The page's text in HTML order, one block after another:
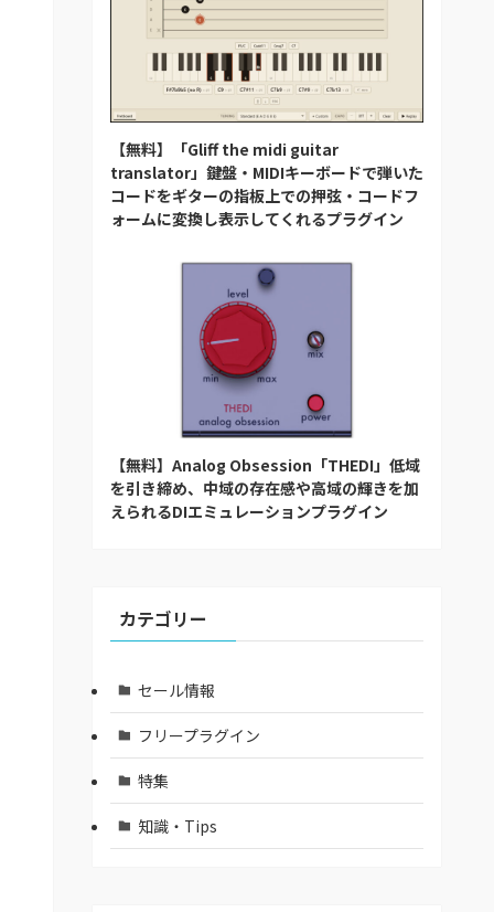
【無料】「Gliff the midi guitar
translator」鍵盤・MIDIキーボードで弾いた
コードをギターの指板上での押弦・コードフ
ォームに変換し表示してくれるプラグイン
【無料】Analog Obsession「THEDI」低域
を引き締め、中域の存在感や高域の輝きを加
えられるDIエミュレーションプラグイン
カテゴリー
セール情報
フリープラグイン
特集
知識・Tips